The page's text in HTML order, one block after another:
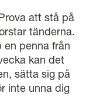
att stå på
tänderna.
en penna från
kan det
sätta sig på
inte unna dig